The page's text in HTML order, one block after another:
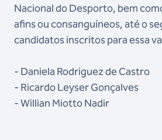
Nacional do Desporto, bem
afins ou consanguíneos, até o
candidatos inscritos para essa
- ⁠⁠Daniela Rodriguez de Castro
-⁠ ⁠Ricardo Leyser Gonçalves
-⁠ ⁠Willian Miotto Nadir